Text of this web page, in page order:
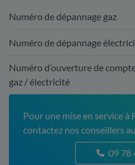
Numéro de dépannage gaz
Numéro de dépannage
Numéro d’ouverture de
gaz / électricité
Pour une mise en service à
contactez nos conseillers au
09 78